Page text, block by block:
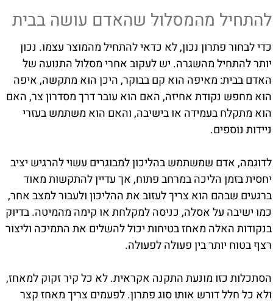
להתחיל מהמסלול שהאדם עושה בבית
כדי לבחור פתרון נכון, לא כדאי להתחיל מהמוצר עצמו. נכון
יותר להתחיל מהשגרה. יש לעקוב אחרי מסלול התנועה של
האדם בבית: מאיפה הוא קם בבוקר, היכן הוא מתקשה, איפה
הוא מחפש נקודת אחיזה, האם הוא עובר דרך מסדרון צר, האם
הוא מתקלח בעמידה או בישיבה, והאם הוא משתמש בעזרי
ניידות נוספים.
לדוגמה, אדם שמשתמש בהליכון למבוגרים עשוי להרגיש יציב
יחסית בזמן הליכה במרחב פתוח, אך עדיין להתקשות מאוד
ברגעים שבהם הוא צריך לעזוב את ההליכון ולעבור למצב אחר,
כמו ישיבה על אסלה, כניסה למקלחת או קימה מהמיטה. בדיוק
בנקודות האלה מאחז בטיחות יכול להשלים את התמיכה וליצור
רצף בטוח יותר בין פעולה לפעולה.
הסתכלות כזו מונעת התקנה אקראית. לא כל קיר זקוק למאחז,
ולא כל חלל דורש אותו סוג פתרון. לפעמים צריך מאחז קצר